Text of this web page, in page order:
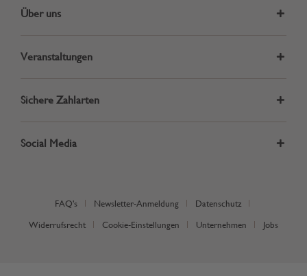
Über uns
Veranstaltungen
Sichere Zahlarten
Social Media
FAQ's Newsletter-Anmeldung Datenschutz
Widerrufsrecht Cookie-Einstellungen Unternehmen Jobs